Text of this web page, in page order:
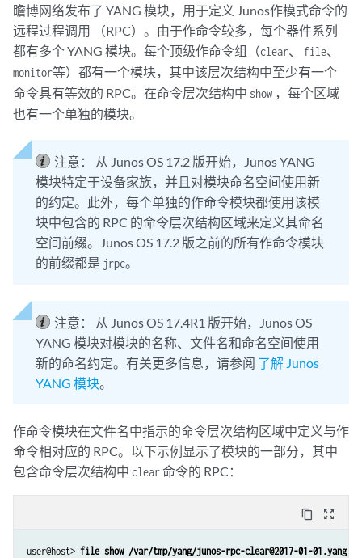
瞻博网络发布了 YANG 模块，用于定义 Junos作模式命令的
远程过程调用 （RPC）。由于作命令较多，每个器件系列
都有多个 YANG 模块。每个顶级作命令组（clear、 file、
monitor等）都有一个模块，其中该层次结构中至少有一个
命令具有等效的 RPC。在命令层次结构中 show ，每个区域
也有一个单独的模块。
注意：
从 Junos OS 17.2 版开始，Junos YANG
模块特定于设备家族，并且对模块命名空间使用新
的约定。此外，每个单独的作命令模块都使用该模
块中包含的 RPC 的命令层次结构区域来定义其命名
空间前缀。Junos OS 17.2 版之前的所有作命令模块
的前缀都是 jrpc。
注意：
从 Junos OS 17.4R1 版开始，Junos OS
YANG 模块对模块的名称、文件名和命名空间使用
新的命名约定。有关更多信息，请参阅 了解 Junos
YANG 模块。
作命令模块在文件名中指示的命令层次结构区域中定义与作
命令相对应的 RPC。以下示例显示了模块的一部分，其中
包含命令层次结构中 clear命令的 RPC：
content_copy zoom_out_map
user@host> file show /var/tmp/yang/junos-rpc-clear@2017-01-01.yang